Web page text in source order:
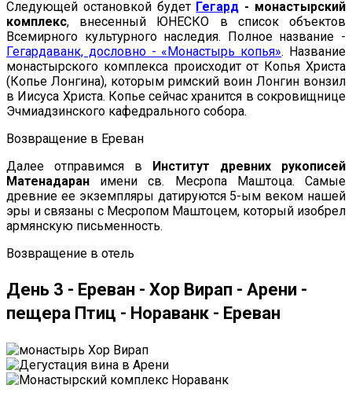
Следующей остановкой будет Гегард - монастырский
комплекс, внесенный ЮНЕСКО в список объектов
Всемирного культурного наследия. Полное название -
Гегардаванк, дословно - «Монастырь копья». Название
монастырского комплекса происходит от Копья Христа
(Копье Лонгина), которым римский воин Лонгин вонзил
в Иисуса Христа. Копье сейчас хранится в сокровищнице
Эчмиадзинского кафедрального собора.
Возвращение в Ереван
Далее отправимся в Институт древних рукописей
Матенадаран имени св. Месропа Маштоца. Самые
древние ее экземпляры датируются 5-ым веком нашей
эры и связаны с Месропом Маштоцем, который изобрел
армянскую письменность.
Возвращение в отель
День 3 - Ереван - Хор Вирап - Арени -
пещера Птиц - Нораванк - Ереван